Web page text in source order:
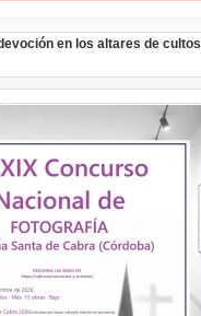
en los altares de cultos